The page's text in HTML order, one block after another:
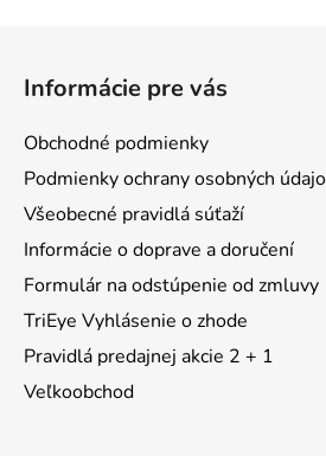
Informácie pre vás
Obchodné podmienky
Podmienky ochrany osobných
Všeobecné pravidlá súťaží
Informácie o doprave a doručení
Formulár na odstúpenie od zmluvy
TriEye Vyhlásenie o zhode
Pravidlá predajnej akcie 2 + 1
Veľkoobchod